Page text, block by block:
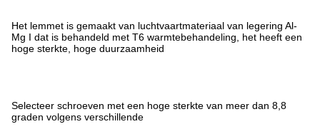
Het lemmet is gemaakt van luchtvaartmateriaal van legering Al-
Mg I dat is behandeld met T6 warmtebehandeling, het heeft een
hoge sterkte, hoge duurzaamheid
Selecteer schroeven met een hoge sterkte van meer dan 8,8
graden volgens verschillende